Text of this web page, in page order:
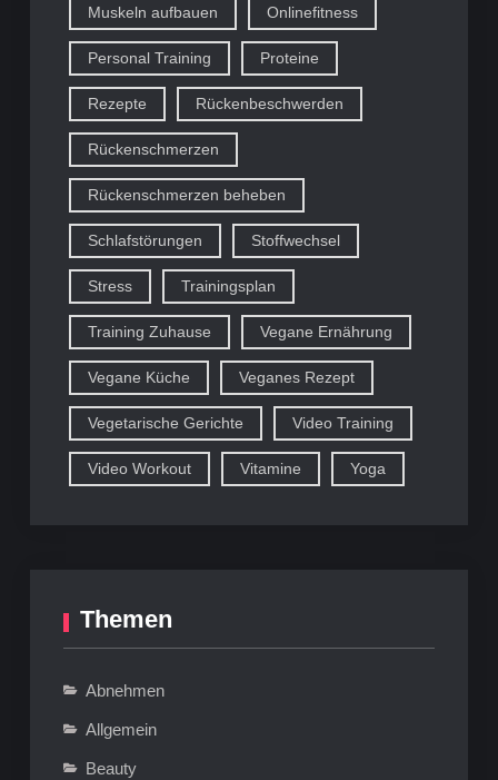
Muskeln aufbauen Onlinefitness
Personal Training Proteine
Rezepte Rückenbeschwerden
Rückenschmerzen
Rückenschmerzen beheben
Schlafstörungen Stoffwechsel
Stress Trainingsplan
Training Zuhause Vegane Ernährung
Vegane Küche Veganes Rezept
Vegetarische Gerichte Video Training
Video Workout Vitamine Yoga
Themen
Abnehmen
Allgemein
Beauty